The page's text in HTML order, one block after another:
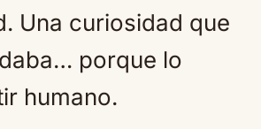
Una curiosidad que
porque lo
humano.